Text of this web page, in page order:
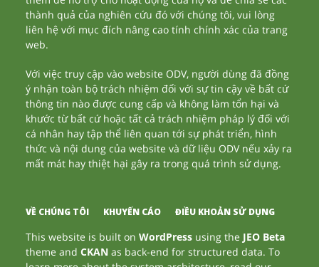
thành quả của nghiên cứu đó với chúng tôi, vui lòng
liên hệ với mục đích nâng cao tính chính xác của trang
web.
Với việc truy cập vào website ODV, người dùng đã đồng
ý nhận toàn bộ trách nhiệm đối với sự tin cậy về bất cứ
thông tin nào được cung cấp và không làm tổn hại và
khước từ bất cứ hoặc tất cả trách nhiệm pháp lý đối với
cá nhân hay tập thể liên quan tới sự phát triển, hình
thức và nội dung của website và dữ liệu ODV nếu xảy ra
mất mát hay thiệt hại gây ra trong quá trình sử dụng.
VỀ CHÚNG TÔI KHUYẾN CÁO ĐIỀU KHOẢN SỬ DỤNG
This website is built onWordPress using the JEO Beta
theme andCKAN as back-end for structured data. To